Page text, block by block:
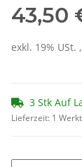
43,50
exkl. 19% USt.
3 Stk Auf
Lieferzeit: 1